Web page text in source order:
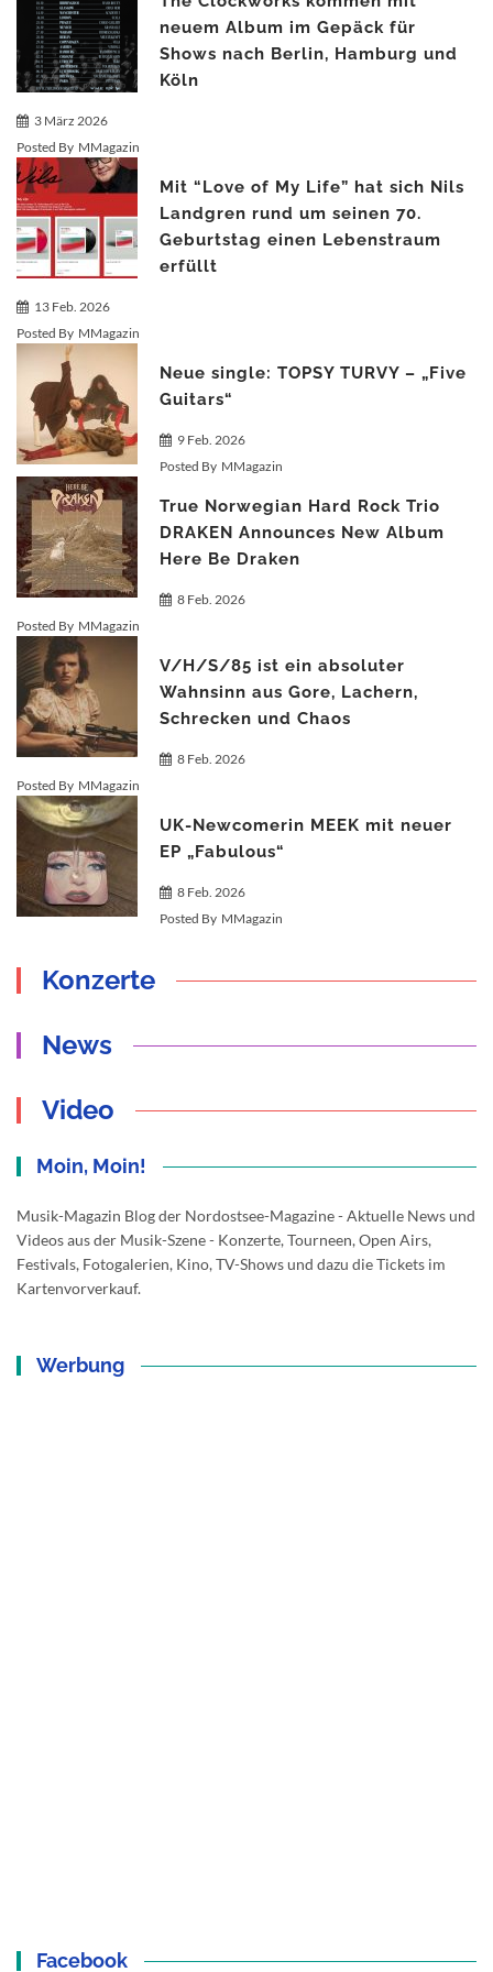
neuem Album im Gepäck für
Shows nach Berlin, Hamburg und
Köln
3 März 2026
Posted By MMagazin
Mit “Love of My Life” hat sich Nils
Landgren rund um seinen 70.
Geburtstag einen Lebenstraum
erfüllt
13 Feb. 2026
Posted By MMagazin
Neue single: TOPSY TURVY – „Five
Guitars“
9 Feb. 2026
Posted By MMagazin
True Norwegian Hard Rock Trio
DRAKEN Announces New Album
Here Be Draken
8 Feb. 2026
Posted By MMagazin
V/H/S/85 ist ein absoluter
Wahnsinn aus Gore, Lachern,
Schrecken und Chaos
8 Feb. 2026
Posted By MMagazin
UK-Newcomerin MEEK mit neuer
EP „Fabulous“
8 Feb. 2026
Posted By MMagazin
Konzerte
News
Video
Moin, Moin!
Musik-Magazin Blog der Nordostsee-Magazine - Aktuelle News und
Videos aus der Musik-Szene - Konzerte, Tourneen, Open Airs,
Festivals, Fotogalerien, Kino, TV-Shows und dazu die Tickets im
Kartenvorverkauf.
Werbung
Facebook